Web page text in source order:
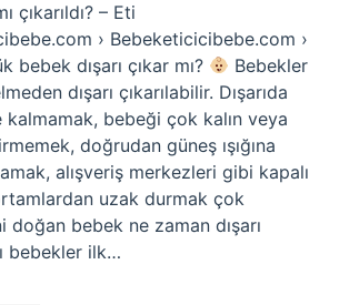
çıkarıldı? – Eti
› Bebeketicicibebe.com ›
bebek dışarı çıkar mı?
Bebekler
dışarı çıkarılabilir. Dışarıda
bebeği çok kalın veya
doğrudan güneş ışığına
alışveriş merkezleri gibi kapalı
uzak durmak çok
doğan bebek ne zaman dışarı
bebekler ilk…